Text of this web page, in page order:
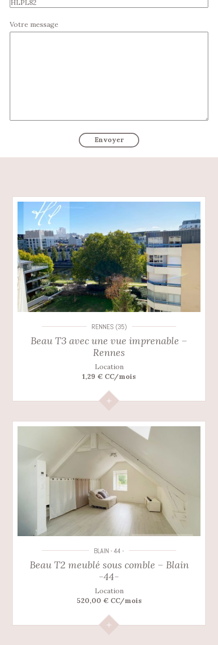
Votre message
RENNES (35)
Beau T3 avec une vue imprenable –
Rennes
Location
1,29 € CC/mois
BLAIN - 44 -
Beau T2 meublé sous comble – Blain
-44-
Location
520,00 € CC/mois